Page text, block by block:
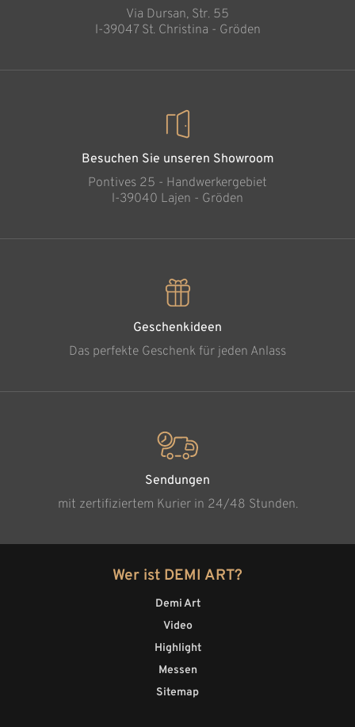
Via Dursan, Str. 55
l-39047 St. Christina - Gröden
Besuchen Sie unseren Showroom
Pontives 25 - Handwerkergebiet
l-39040 Lajen - Gröden
Geschenkideen
Das perfekte Geschenk für jeden Anlass
Sendungen
mit zertifiziertem Kurier in 24/48 Stunden.
Wer ist DEMI ART?
Demi Art
Video
Highlight
Messen
Sitemap